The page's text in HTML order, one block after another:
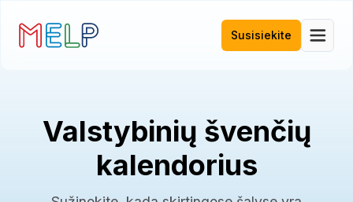
Susisiekite
Valstybinių švenčių
kalendorius